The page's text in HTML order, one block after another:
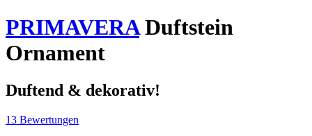
PRIMAVERADuftstein
Ornament
Duftend & dekorativ!
13 Bewertungen